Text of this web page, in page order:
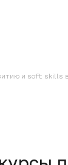
и soft skills в